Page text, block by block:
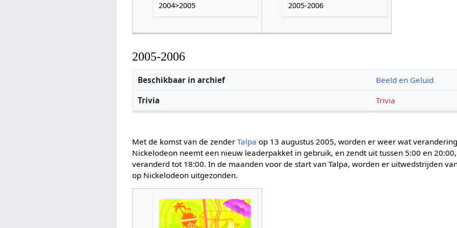
2004>2005 2005-2006
2005-2006
Beschikbaar in archief
Beeld en Geluid
Trivia
Trivia
Met de komst van de zenderTalpa op 13 augustus 2005, worden er weer wat
Nickelodeon neemt een nieuw leaderpakket in gebruik, en zendt uit tussen 5:00 en
veranderd tot 18:00. In de maanden voor de start van Talpa, worden er uitwedstrijden
op Nickelodeon uitgezonden.